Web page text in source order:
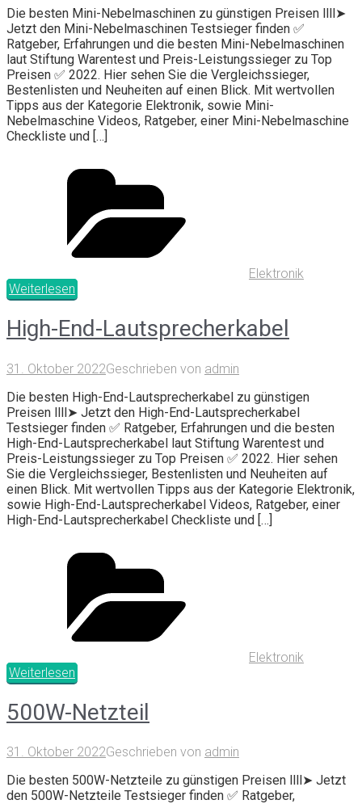
Die besten Mini-Nebelmaschinen zu günstigen Preisen llll➤
Jetzt den Mini-Nebelmaschinen Testsieger finden ✅
Ratgeber, Erfahrungen und die besten Mini-Nebelmaschinen
laut Stiftung Warentest und Preis-Leistungssieger zu Top
Preisen ✅ 2022. Hier sehen Sie die Vergleichssieger,
Bestenlisten und Neuheiten auf einen Blick. Mit wertvollen
Tipps aus der Kategorie Elektronik, sowie Mini-
Nebelmaschine Videos, Ratgeber, einer Mini-Nebelmaschine
Checkliste und […]
Elektronik
Weiterlesen
High-End-Lautsprecherkabel
31. Oktober 2022Geschrieben von admin
Die besten High-End-Lautsprecherkabel zu günstigen
Preisen llll➤ Jetzt den High-End-Lautsprecherkabel
Testsieger finden ✅ Ratgeber, Erfahrungen und die besten
High-End-Lautsprecherkabel laut Stiftung Warentest und
Preis-Leistungssieger zu Top Preisen ✅ 2022. Hier sehen
Sie die Vergleichssieger, Bestenlisten und Neuheiten auf
einen Blick. Mit wertvollen Tipps aus der Kategorie Elektronik,
sowie High-End-Lautsprecherkabel Videos, Ratgeber, einer
High-End-Lautsprecherkabel Checkliste und […]
Elektronik
Weiterlesen
500W-Netzteil
31. Oktober 2022Geschrieben von admin
Die besten 500W-Netzteile zu günstigen Preisen llll➤ Jetzt
den 500W-Netzteile Testsieger finden ✅ Ratgeber,